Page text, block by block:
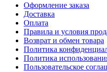
Оформление заказа
Доставка
Оплата
Правила и условия
Возврат и обмен товара
Политика
Политика
Пользовательское